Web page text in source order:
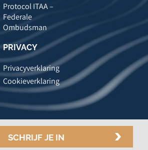
SCHRIJF JE IN
Protocol ITAA –
Federale
Ombudsman
PRIVACY
Privacyverklaring
Cookieverklaring